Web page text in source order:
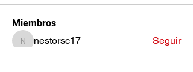
Miembros
nestorsc17
nestorsc17
Seguir